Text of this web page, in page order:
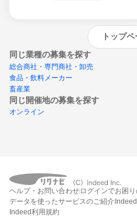
トップ
同じ業種の募集を探す
総合商社・専門商社・卸売
食品・飲料メーカー
畜産業
同じ開催地の募集を探す
オンライン
エントリーする
受け取れ
ヘルプ・お問い合わせ ログインでお困
データを使ったサービスのご紹介
Indeed利用規約